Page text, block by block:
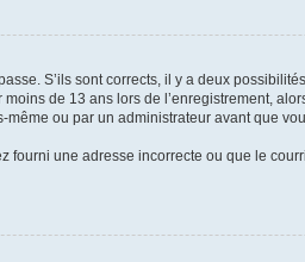
S’ils sont corrects, il y a deux
de 13 ans lors de l’enregistrement,
ou par un administrateur avant que
fourni une adresse incorrecte ou que le